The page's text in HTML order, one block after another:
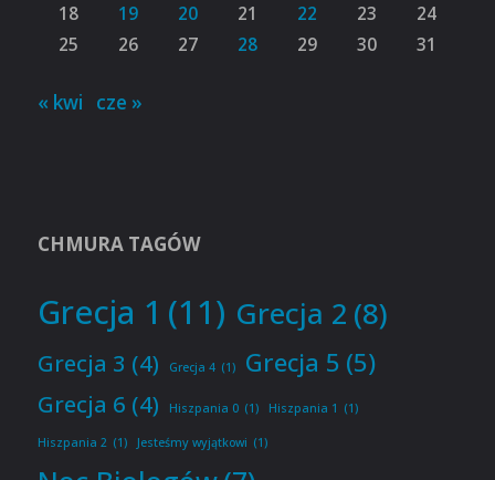
18
19 20 21 22 23
24
25
26 27 28 29 30 31
« kwi cze »
CHMURA TAGÓW
Grecja 1 (11) Grecja 2 (8)
Grecja 3 (4) Grecja 4 (1) Grecja 5 (5)
Grecja 6 (4) Hiszpania 0 (1) Hiszpania 1 (1)
Hiszpania 2 (1) Jesteśmy wyjątkowi (1)